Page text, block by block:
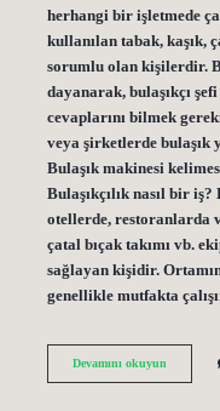
herhangi bir işletmede
kullanılan tabak, kaşık,
sorumlu olan kişilerdir.
dayanarak, bulaşıkçı
cevaplarını bilmek
veya şirketlerde bulaşık
Bulaşık makinesi
Bulaşıkçılık nasıl bir
otellerde, restoranlarda
çatal bıçak takımı vb.
sağlayan kişidir.
genellikle mutfakta
Devamını okuyunBeyaz